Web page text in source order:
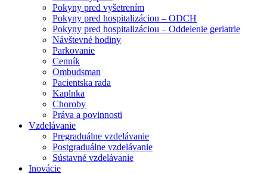
Pokyny pred vyšetrením
Pokyny pred hospitalizáciou – ODCH
Pokyny pred hospitalizáciou – Oddelenie geriatrie
Návštevné hodiny
Parkovanie
Cenník
Ombudsman
Pacientska rada
Kaplnka
Choroby
Práva a povinnosti
Vzdelávanie
Pregraduálne vzdelávanie
Postgraduálne vzdelávanie
Sústavné vzdelávanie
Inovácie